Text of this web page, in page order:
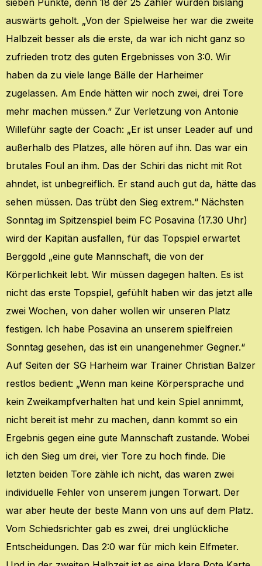
auswärts geholt. „Von der Spielweise her war die zweite
Halbzeit besser als die erste, da war ich nicht ganz so
zufrieden trotz des guten Ergebnisses von 3:0. Wir
haben da zu viele lange Bälle der Harheimer
zugelassen. Am Ende hätten wir noch zwei, drei Tore
mehr machen müssen.“ Zur Verletzung von Antonie
Willeführ sagte der Coach: „Er ist unser Leader auf und
außerhalb des Platzes, alle hören auf ihn. Das war ein
brutales Foul an ihm. Das der Schiri das nicht mit Rot
ahndet, ist unbegreiflich. Er stand auch gut da, hätte das
sehen müssen. Das trübt den Sieg extrem.“ Nächsten
Sonntag im Spitzenspiel beim FC Posavina (17.30 Uhr)
wird der Kapitän ausfallen, für das Topspiel erwartet
Berggold „eine gute Mannschaft, die von der
Körperlichkeit lebt. Wir müssen dagegen halten. Es ist
nicht das erste Topspiel, gefühlt haben wir das jetzt alle
zwei Wochen, von daher wollen wir unseren Platz
festigen. Ich habe Posavina an unserem spielfreien
Sonntag gesehen, das ist ein unangenehmer Gegner.“
Auf Seiten der SG Harheim war Trainer Christian Balzer
restlos bedient: „Wenn man keine Körpersprache und
kein Zweikampfverhalten hat und kein Spiel annimmt,
nicht bereit ist mehr zu machen, dann kommt so ein
Ergebnis gegen eine gute Mannschaft zustande. Wobei
ich den Sieg um drei, vier Tore zu hoch finde. Die
letzten beiden Tore zähle ich nicht, das waren zwei
individuelle Fehler von unserem jungen Torwart. Der
war aber heute der beste Mann von uns auf dem Platz.
Vom Schiedsrichter gab es zwei, drei unglückliche
Entscheidungen. Das 2:0 war für mich kein Elfmeter.